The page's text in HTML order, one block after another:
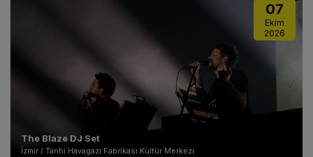
The Blaze DJ Set
İzmir / Tarihi Havagazı Fabrikası Kültür Merkezi
07
Ekim
2026